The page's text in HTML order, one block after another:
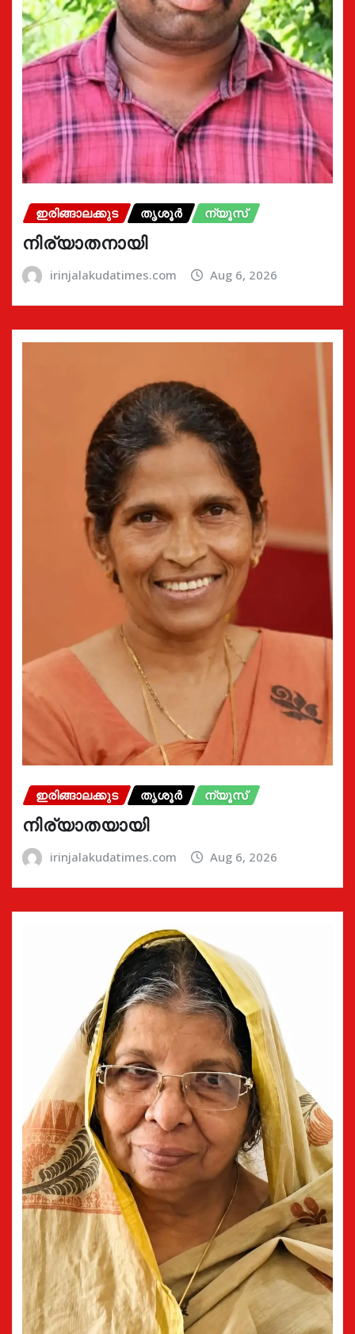
ഇരിങ്ങാലക്കുട തൃശൂർ ന്യൂസ്
നിര്യാതനായി
irinjalakudatimes.com Aug 6, 2026
ഇരിങ്ങാലക്കുട തൃശൂർ ന്യൂസ്
നിര്യാതയായി
irinjalakudatimes.com Aug 6, 2026